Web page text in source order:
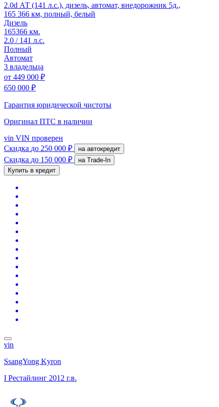
2.0d АТ (141 л.с.), дизель, автомат, внедорожник 5д.,
165 366 км, полный, белый
Дизель
165366 км.
2.0 / 141 л.с.
Полный
Автомат
3 владельца
от 449 000 ₽
650 000 ₽
Гарантия юридической чистоты
Оригинал ПТС в наличии
vin VIN проверен
Скидка до 250 000 ₽ на автокредит
Скидка до 150 000 ₽
на Trade-In
Купить в кредит
vin
SsangYong Kyron
I Рестайлинг 2012 г.в.